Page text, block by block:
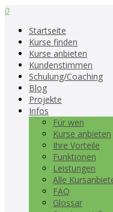
0
Startseite
Kurse finden
Kurse anbieten
Kundenstimmen
Schulung/Coaching
Blog
Projekte
Infos
Für wen
Kurse anbieten
Ihre Vorteile
Funktionen
Leistungen
Alle
FAQ
Glossar